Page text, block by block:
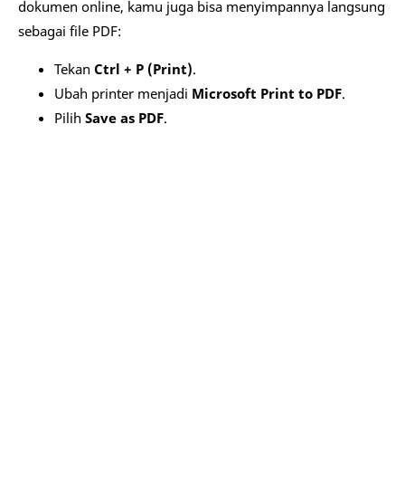
dokumen online, kamu juga bisa menyimpannya langsung
sebagai file PDF:
Tekan Ctrl + P (Print).
Ubah printer menjadi Microsoft Print to PDF.
Pilih Save as PDF.